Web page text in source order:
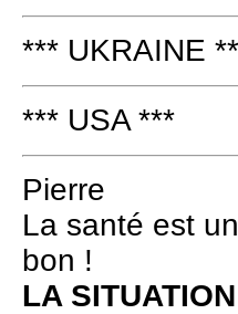
*** UKRAINE
*** USA ***
Pierre
La santé est
bon !
LA